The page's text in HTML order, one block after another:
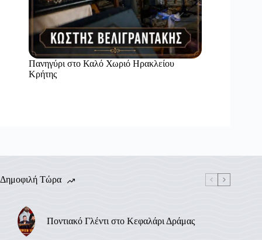
Πανηγύρι στο Καλό Χωριό Ηρακλείου
Κρήτης
Δημοφιλή Τώρα
Ποντιακό Γλέντι στο Κεφαλάρι Δράμας